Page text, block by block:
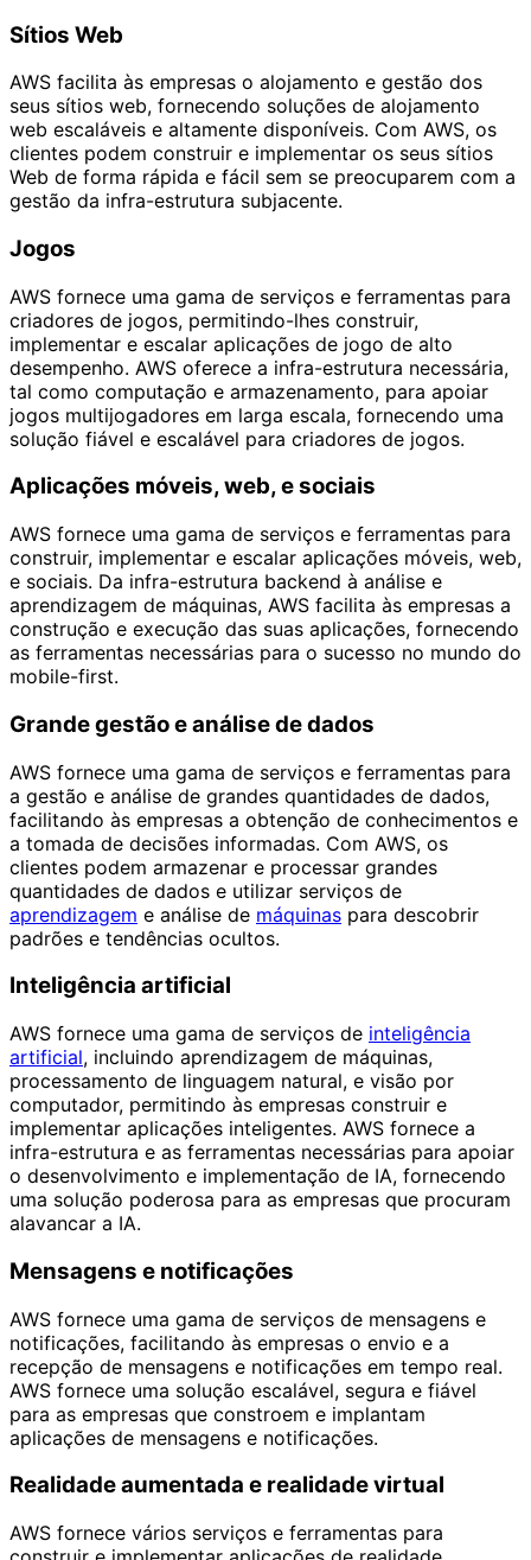
Sítios Web
AWS facilita às empresas o alojamento e gestão dos
seus sítios web, fornecendo soluções de alojamento
web escaláveis e altamente disponíveis. Com AWS, os
clientes podem construir e implementar os seus sítios
Web de forma rápida e fácil sem se preocuparem com a
gestão da infra-estrutura subjacente.
Jogos
AWS fornece uma gama de serviços e ferramentas para
criadores de jogos, permitindo-lhes construir,
implementar e escalar aplicações de jogo de alto
desempenho. AWS oferece a infra-estrutura necessária,
tal como computação e armazenamento, para apoiar
jogos multijogadores em larga escala, fornecendo uma
solução fiável e escalável para criadores de jogos.
Aplicações móveis, web, e sociais
AWS fornece uma gama de serviços e ferramentas para
construir, implementar e escalar aplicações móveis, web,
e sociais. Da infra-estrutura backend à análise e
aprendizagem de máquinas, AWS facilita às empresas a
construção e execução das suas aplicações, fornecendo
as ferramentas necessárias para o sucesso no mundo do
mobile-first.
Grande gestão e análise de dados
AWS fornece uma gama de serviços e ferramentas para
a gestão e análise de grandes quantidades de dados,
facilitando às empresas a obtenção de conhecimentos e
a tomada de decisões informadas. Com AWS, os
clientes podem armazenar e processar grandes
quantidades de dados e utilizar serviços de
aprendizagem e análise de máquinas para descobrir
padrões e tendências ocultos.
Inteligência artificial
AWS fornece uma gama de serviços de inteligência
artificial, incluindo aprendizagem de máquinas,
processamento de linguagem natural, e visão por
computador, permitindo às empresas construir e
implementar aplicações inteligentes. AWS fornece a
infra-estrutura e as ferramentas necessárias para apoiar
o desenvolvimento e implementação de IA, fornecendo
uma solução poderosa para as empresas que procuram
alavancar a IA.
Mensagens e notificações
AWS fornece uma gama de serviços de mensagens e
notificações, facilitando às empresas o envio e a
recepção de mensagens e notificações em tempo real.
AWS fornece uma solução escalável, segura e fiável
para as empresas que constroem e implantam
aplicações de mensagens e notificações.
Realidade aumentada e realidade virtual
AWS fornece vários serviços e ferramentas para